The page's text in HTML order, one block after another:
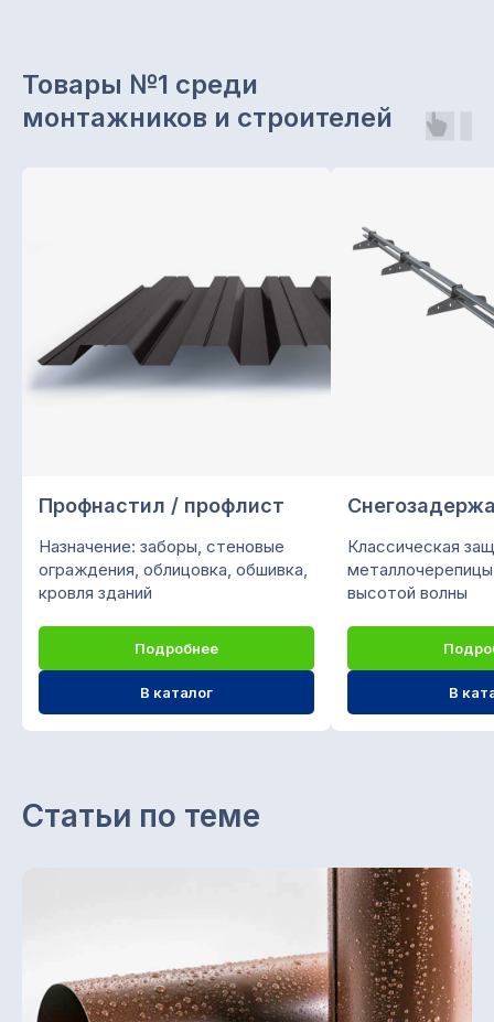
Товары №1 среди
монтажников и строителей
Профнастил / профлист
Назначение: заборы, стеновые
ограждения, облицовка, обшивка,
кровля зданий
Подробнее
В каталог
Классическая
высотой волны
В
Статьи по теме
+7 (843) 203-62-02
Наш офис:
г. Казань, ул. Чуйкова, 1а,
офис 203
О компании «СтройМир»
Мы предлагаем кровельно-фасадные
металлочерепица, профнастил,
сайдинг, водосточная система,
штакетник, крепежи и саморезы,
колпаки, доборные элементы.
ООО "ПК СТРОЙМИР"
Снегозадержатели
Профнастил (профлист)